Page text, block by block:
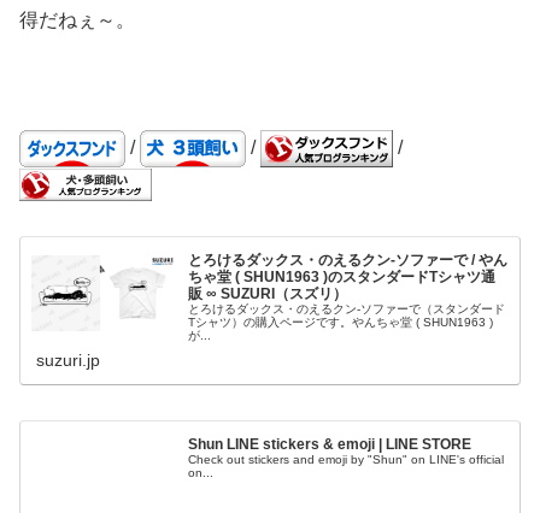
得だねぇ～。
/ / /
とろけるダックス・のえるクン-ソファーで / やん
ちゃ堂 ( SHUN1963 )のスタンダードTシャツ通
販 ∞ SUZURI（スズリ）
とろけるダックス・のえるクン-ソファーで（スタンダード
Tシャツ）の購入ページです。やんちゃ堂 ( SHUN1963 )
が...
suzuri.jp
Shun LINE stickers & emoji | LINE STORE
Check out stickers and emoji by "Shun" on LINE's official
on...